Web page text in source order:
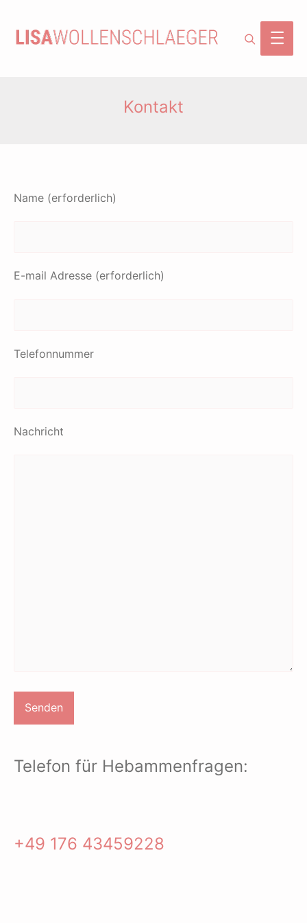
Main
Search
Kontakt
Name (erforderlich)
E-mail Adresse (erforderlich)
Telefonnummer
Nachricht
Telefon für Hebammenfragen:
+49 176 43459228